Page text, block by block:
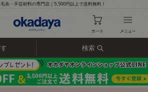
糸・手芸材料の専門店｜5,500円以上で送料無料！
検索